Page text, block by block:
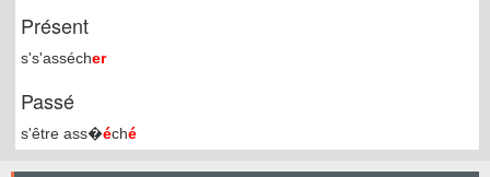
Présent
s's'assécher
Passé
s'être ass�éché